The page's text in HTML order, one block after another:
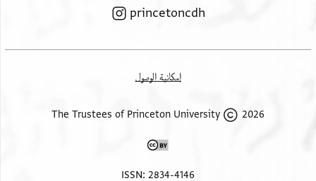
princetoncdh
إمكانية الوصول
2026 The Trustees of Princeton University
ISSN: 2834-4146